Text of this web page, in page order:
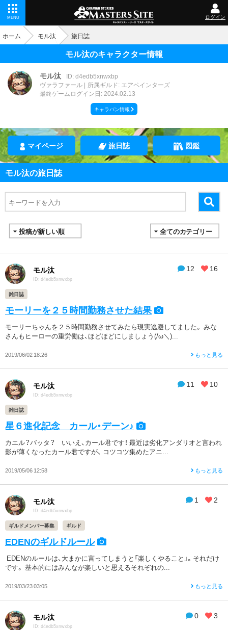
MENU ログイン
ホーム モル汰 旅日誌
モル汰のキャラクター情報
モル汰
ID: d4edb5xnwxbp
ヴァラファール
所属ギルド: エアペインターズ
最終ゲームログイン日: 2024.02.13
キャラバン情報
マイページ 旅日誌 図鑑
モル汰の旅日誌
12 16
モル汰
ID: d4edb5xnwxbp
雑日誌
モーリーを２５時間勤務させた結果
モーリーちゃんを２５時間勤務させてみたら現実逃避してました。 みな
さんもヒーローの重労働は、ほどほどにしましょう(/ω＼)...
2019/06/02 18:26 もっと見る
11 10
モル汰
ID: d4edb5xnwxbp
雑日誌
星６進化記念 カール・デーン♪
カエル？バッタ？ いいえ、カール君です！ 最近は劣化アンダリオと言われ
影が薄くなったカール君ですが、 コツコツ集めたアニ...
2019/05/06 12:58 もっと見る
1 2
モル汰
ID: d4edb5xnwxbp
ギルドメンバー募集 ギルド
EDENのギルドルール
EDENのルールは、大まかに言ってしまうと「楽しくやること」。それだけ
です。 基本的にはみんなが楽しいと思えるそれぞれの...
2019/03/23 03:05 もっと見る
0 3
モル汰
ID: d4edb5xnwxbp